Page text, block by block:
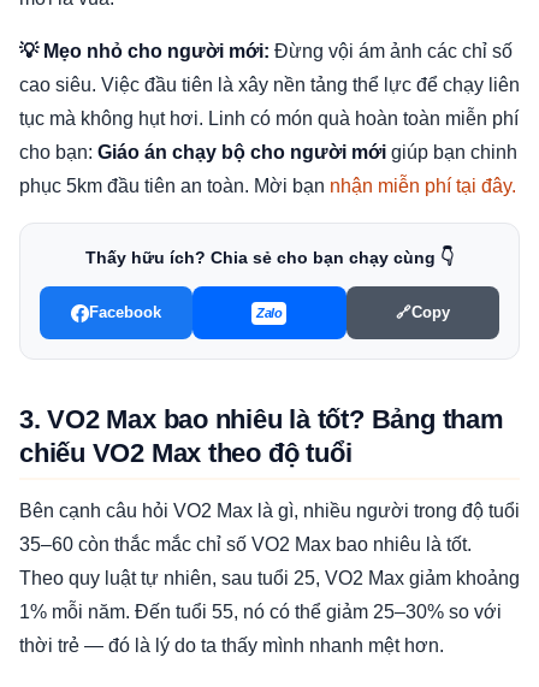
💡 Mẹo nhỏ cho người mới: Đừng vội ám ảnh các chỉ số
cao siêu. Việc đầu tiên là xây nền tảng thể lực để chạy liên
tục mà không hụt hơi. Linh có món quà hoàn toàn miễn phí
cho bạn: Giáo án chạy bộ cho người mới giúp bạn chinh
phục 5km đầu tiên an toàn. Mời bạn nhận miễn phí tại đây.
Thấy hữu ích? Chia sẻ cho bạn chạy cùng 👇
Facebook Zalo 🔗Copy
3. VO2 Max bao nhiêu là tốt? Bảng tham
chiếu VO2 Max theo độ tuổi
Bên cạnh câu hỏi VO2 Max là gì, nhiều người trong độ tuổi
35–60 còn thắc mắc chỉ số VO2 Max bao nhiêu là tốt.
Theo quy luật tự nhiên, sau tuổi 25, VO2 Max giảm khoảng
1% mỗi năm. Đến tuổi 55, nó có thể giảm 25–30% so với
thời trẻ — đó là lý do ta thấy mình nhanh mệt hơn.